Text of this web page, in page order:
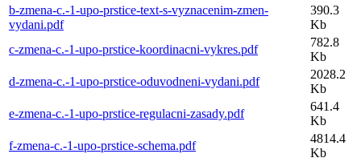
b-zmena-c.-1-upo-prstice-text-s-vyznacenim-zmen-
vydani.pdf
390.3
Kb
c-zmena-c.-1-upo-prstice-koordinacni-vykres.pdf
782.8
Kb
d-zmena-c.-1-upo-prstice-oduvodneni-vydani.pdf
2028.2
Kb
e-zmena-c.-1-upo-prstice-regulacni-zasady.pdf
641.4
Kb
f-zmena-c.-1-upo-prstice-schema.pdf
4814.4
Kb